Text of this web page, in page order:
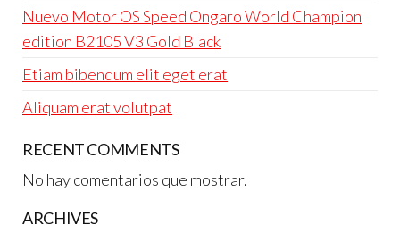
Nuevo Motor OS Speed Ongaro World Champion
edition B2105 V3 Gold Black
Etiam bibendum elit eget erat
Aliquam erat volutpat
RECENT COMMENTS
No hay comentarios que mostrar.
ARCHIVES